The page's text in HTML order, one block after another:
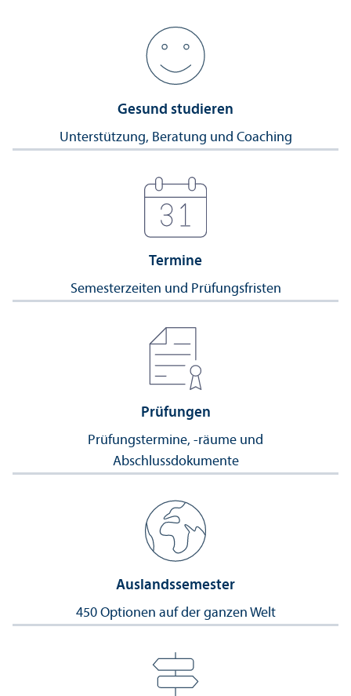
Gesund studieren
Unter­stützung, Beratung und Coaching
Termine
Semesterzeiten und Prüfungs­fristen
Prüfungen
Prüfungs­termine, -räume und
Abschlussdokumente
Auslands­semester
450 Optionen auf der ganzen Welt